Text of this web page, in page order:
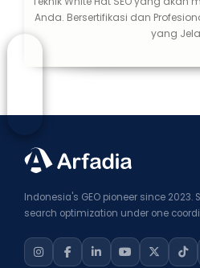
Anda. Bersertifikasi dan
yang
Indonesia's GEO pioneer since 2023.
search optimization under one